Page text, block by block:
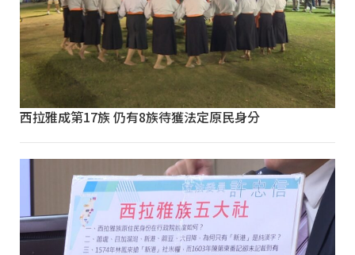
西拉雅成第17族 仍有8族待獲法定原民身分